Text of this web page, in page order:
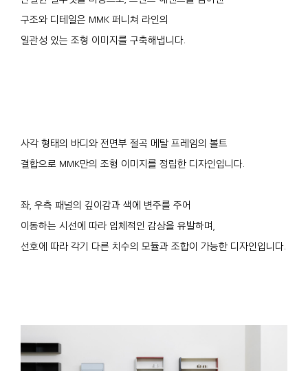
구조와 디테일은 MMK 퍼니쳐 라인의
일관성 있는 조형 이미지를 구축해냅니다.
사각 형태의 바디와 전면부 절곡 메탈 프레임의 볼트
결합으로 MMK만의 조형 이미지를 정립한 디자인입니다.
좌, 우측 패널의 깊이감과 색에 변주를 주어
이동하는 시선에 따라 입체적인 감상을 유발하며,
선호에 따라 각기 다른 치수의 모듈과 조합이 가능한 디자인입니다.